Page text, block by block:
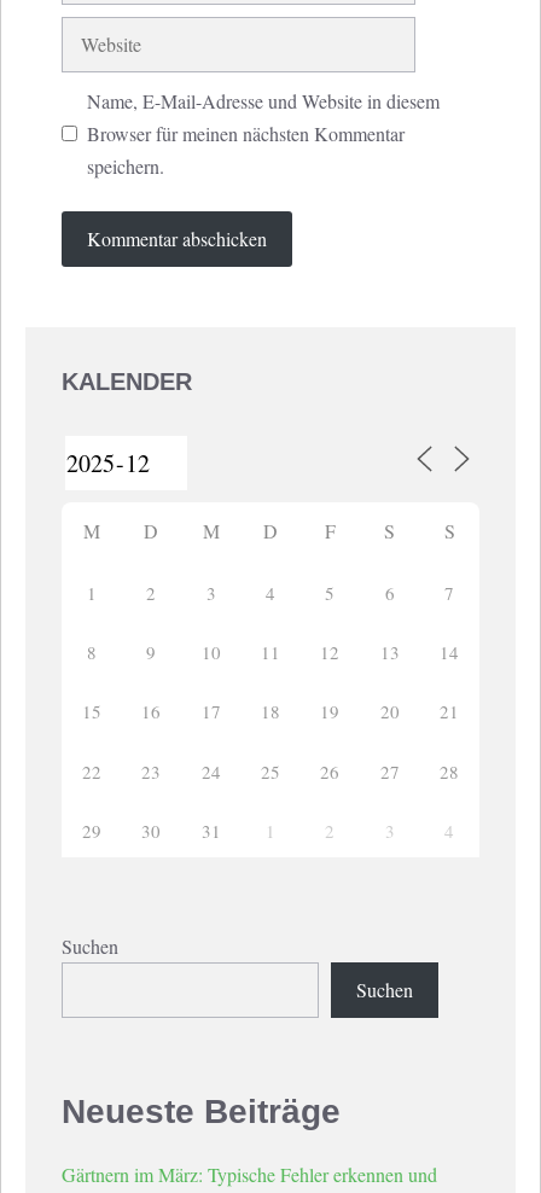
Website
Name, E-Mail-Adresse und Website in diesem
Browser für meinen nächsten Kommentar
speichern.
KALENDER
M D M D F S S
1 2 3 4 5 6 7
8 9 10 11 12 13 14
15 16 17 18 19 20 21
22 23 24 25 26 27 28
29 30 31 1 2 3 4
Suchen
Suchen
Neueste Beiträge
Gärtnern im März: Typische Fehler erkennen und